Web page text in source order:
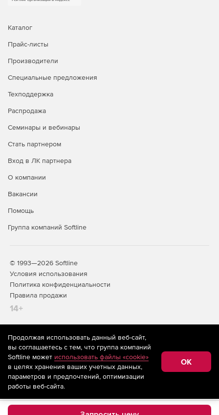
Каталог
Прайс-листы
Производители
Специальные предложения
Техподдержка
Распродажа
Семинары и вебинары
Стать партнером
Вход в ЛК партнера
О компании
Вакансии
Помощь
Группа компаний Softline
© 1993—2026 Softline
Условия использования
Политика конфиденциальности
Правила продажи
14+
На информационном ресурсе store.softline.ru применяются
рекомендательные технологии(информационные технологии
предоставления информации на основе сбора,
систематизации и анализа сведений, относящихся к
предпочтениям пользователей сети «Интернет»,
находящихся на территории Российской Федерации)
Продолжая использовать данный веб-сайт,
вы соглашаетесь с тем, что группа компаний
Softline может использовать файлы «cookie»
в целях хранения ваших учетных данных,
параметров и предпочтений, оптимизации
работы веб-сайта.
OK